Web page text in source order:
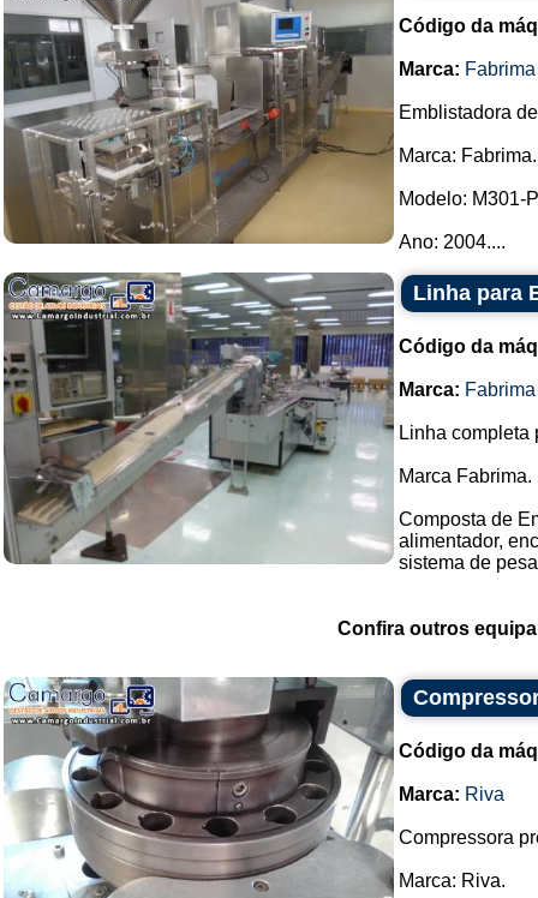
Código da
Marca: Fabrima
Emblistadora
Marca: Fabrima.
Modelo: M301-
Ano: 2004....
Linha para
Código da
Marca: Fabrima
Linha completa
Marca Fabrima.
Composta de
alimentador,
sistema de
Confira outros
Código da
Marca: Riva
Compressora
Marca: Riva.